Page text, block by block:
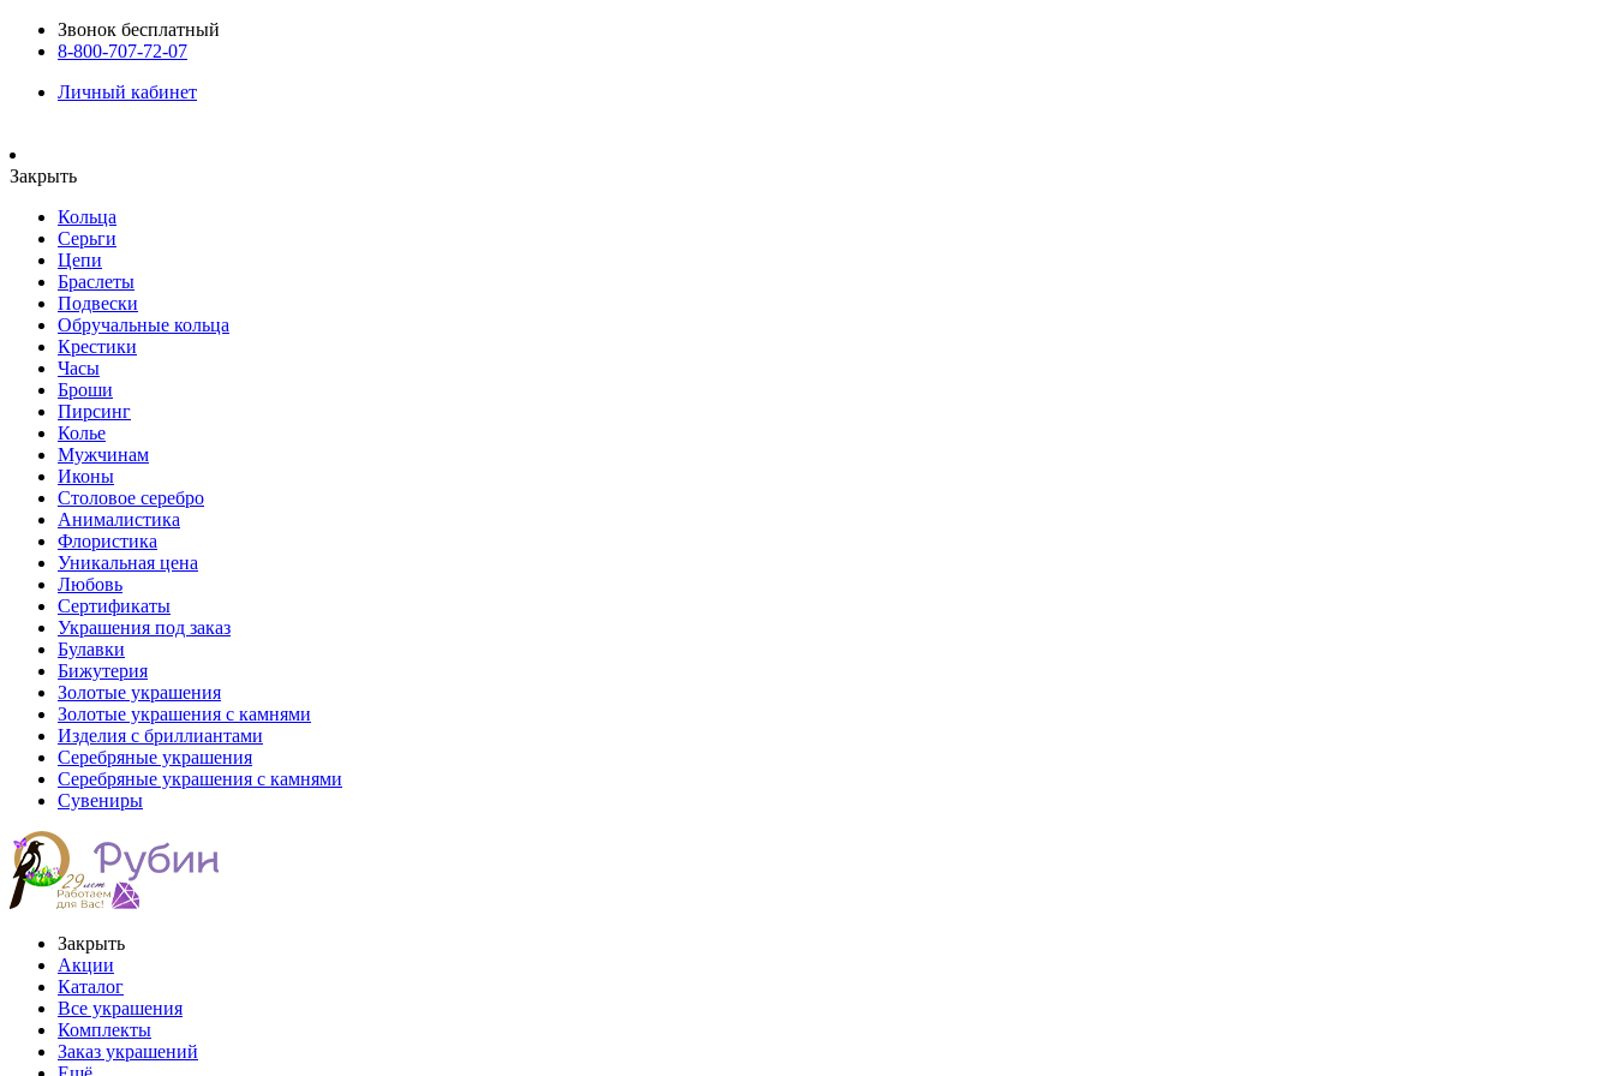
Звонок бесплатный
8-800-707-72-07
Личный кабинет
Закрыть
Кольца
Серьги
Цепи
Браслеты
Подвески
Обручальные кольца
Крестики
Часы
Броши
Пирсинг
Колье
Мужчинам
Иконы
Столовое серебро
Анималистика
Флористика
Уникальная цена
Любовь
Сертификаты
Украшения под заказ
Булавки
Бижутерия
Золотые украшения
Золотые украшения с камнями
Изделия с бриллиантами
Серебряные украшения
Серебряные украшения с камнями
Сувениры
Закрыть
Акции
Каталог
Все украшения
Комплекты
Заказ украшений